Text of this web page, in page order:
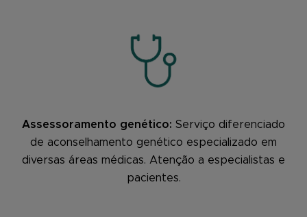
Assessoramento genético: Serviço diferenciado
de aconselhamento genético especializado em
diversas áreas médicas. Atenção a especialistas e
pacientes.